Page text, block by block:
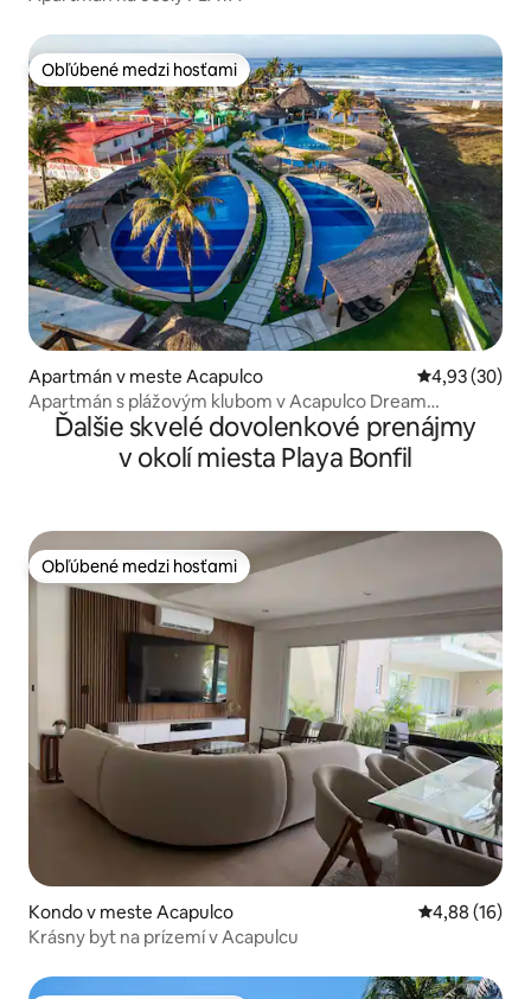
Obľúbené medzi hosťami
Obľúbené medzi hosťami
Apartmán v meste Acapulco Priemerné
4,93 (30)
Apartmán s plážovým klubom v Acapulco Dream
Diamante
Ďalšie skvelé dovolenkové prenájmy
v okolí miesta Playa Bonfil
Obľúbené medzi hosťami
Obľúbené medzi hosťami
Kondo v meste Acapulco Priemerné
4,88 (16)
Krásny byt na prízemí v Acapulcu